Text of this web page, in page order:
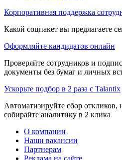
Корпоративная поддержка
Какой соцпакет вы предлагаете
Оформляйте кандидатов онлайн
Проверяйте сотрудников и
документы без бумаг и личных
Ускорьте подбор в 2 раза с Talantix
Автоматизируйте сбор откликов,
собирайте аналитику в 2 клика
О компании
Наши вакансии
Партнерам
Реклама на сайте